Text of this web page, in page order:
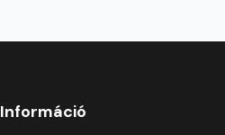
Információ